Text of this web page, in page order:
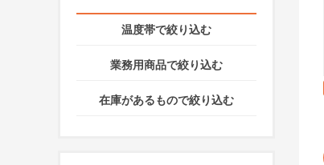
温度帯で絞り込む
業務用商品で絞り込む
在庫があるもので絞り込む